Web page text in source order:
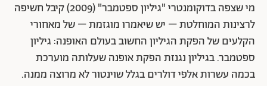
מי שצפה בדוקומנטרי "גיליון ספטמבר" (2009) קיבל חשיפה
לרצינות המוחלטת – יש שיאמרו מוגזמת – של מאחורי
הקלעים של הפקת הגיליון החשוב בעולם האופנה: גיליון
ספטמבר. בגיליון נגנזת הפקת אופנה שעלותה מוערכת
בכמה עשרות אלפי דולרים בגלל שוינטור לא מרוצה ממנה.